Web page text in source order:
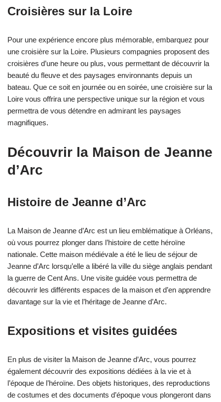
Croisières sur la Loire
Pour une expérience encore plus mémorable, embarquez pour
une croisière sur la Loire. Plusieurs compagnies proposent des
croisières d’une heure ou plus, vous permettant de découvrir la
beauté du fleuve et des paysages environnants depuis un
bateau. Que ce soit en journée ou en soirée, une croisière sur la
Loire vous offrira une perspective unique sur la région et vous
permettra de vous détendre en admirant les paysages
magnifiques.
Découvrir la Maison de Jeanne
d’Arc
Histoire de Jeanne d’Arc
La Maison de Jeanne d’Arc est un lieu emblématique à Orléans,
où vous pourrez plonger dans l’histoire de cette héroïne
nationale. Cette maison médiévale a été le lieu de séjour de
Jeanne d’Arc lorsqu’elle a libéré la ville du siège anglais pendant
la guerre de Cent Ans. Une visite guidée vous permettra de
découvrir les différents espaces de la maison et d’en apprendre
davantage sur la vie et l’héritage de Jeanne d’Arc.
Expositions et visites guidées
En plus de visiter la Maison de Jeanne d’Arc, vous pourrez
également découvrir des expositions dédiées à la vie et à
l’époque de l’héroïne. Des objets historiques, des reproductions
de costumes et des documents d’époque vous plongeront dans